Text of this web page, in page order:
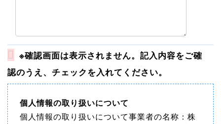
※確認画面は表示されません。記入内容をご確
認のうえ、チェックを入れてください。
個人情報の取り扱いについて
個人情報の取り扱いについて事業者の名称：株